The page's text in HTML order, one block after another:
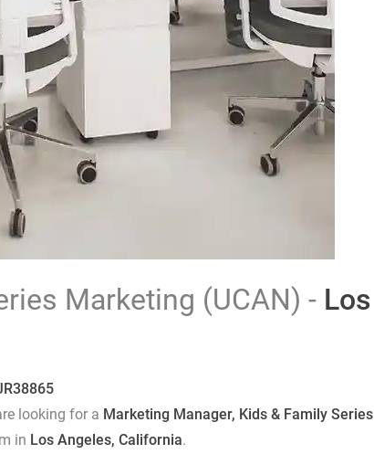
Marketing (UCAN) - Los
looking for a Marketing Manager, Kids & Family Series
in Los Angeles, California.